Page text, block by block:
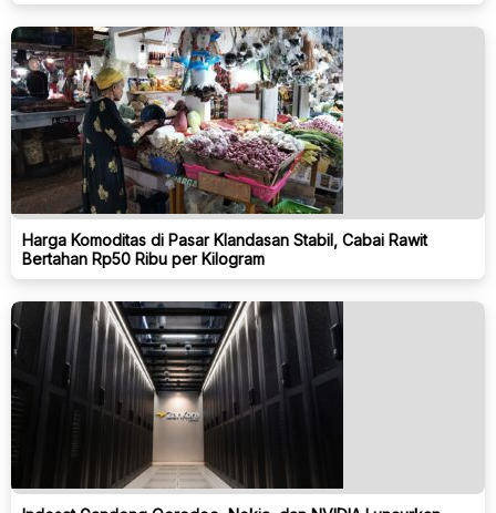
Harga Komoditas di Pasar Klandasan Stabil, Cabai Rawit
Bertahan Rp50 Ribu per Kilogram